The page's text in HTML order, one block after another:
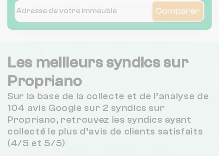
Comparer
Les meilleurs syndics sur
Propriano
Sur la base de la collecte et de l’analyse de
104 avis Google sur 2 syndics sur
Propriano, retrouvez les syndics ayant
collecté le plus d’avis de clients satisfaits
(4/5 et 5/5)